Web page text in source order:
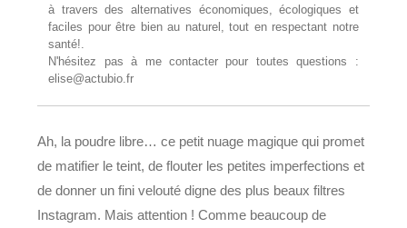
à travers des alternatives économiques, écologiques et
faciles pour être bien au naturel, tout en respectant notre
santé!.
N'hésitez pas à me contacter pour toutes questions :
elise@actubio.fr
Ah, la poudre libre… ce petit nuage magique qui promet
de matifier le teint, de flouter les petites imperfections et
de donner un fini velouté digne des plus beaux filtres
Instagram. Mais attention ! Comme beaucoup de